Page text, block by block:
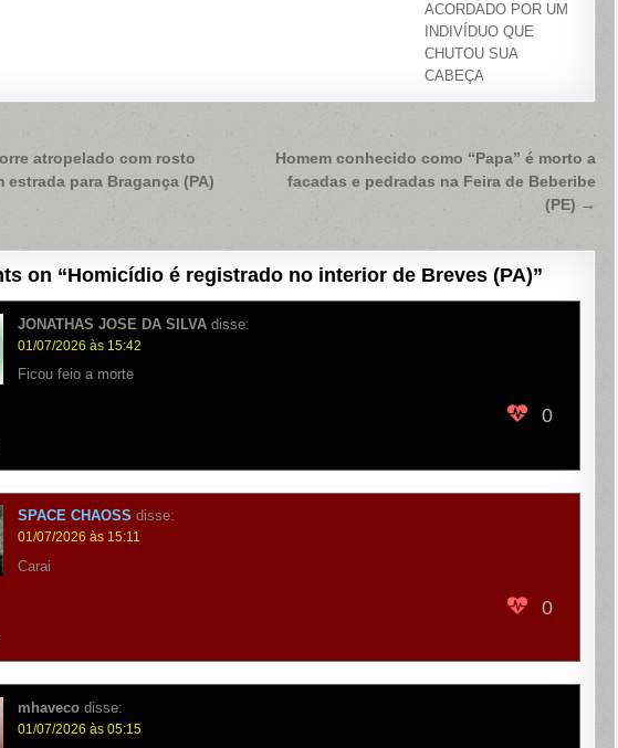
ACORDADO POR UM
INDIVÍDUO QUE
CHUTOU SUA
CABEÇA
Homem conhecido como “Papa” é morto a
facadas e pedradas na Feira de Beberibe
(PE) →
atropelado com rosto
estrada para Bragança (PA)
on “Homicídio é registrado no interior de Breves (PA)”
JONATHAS JOSE DA SILVA disse:
01/07/2026 às 15:42
Ficou feio a morte
0
SPACE CHAOSS disse:
01/07/2026 às 15:11
Carai
0
mhaveco disse:
01/07/2026 às 05:15